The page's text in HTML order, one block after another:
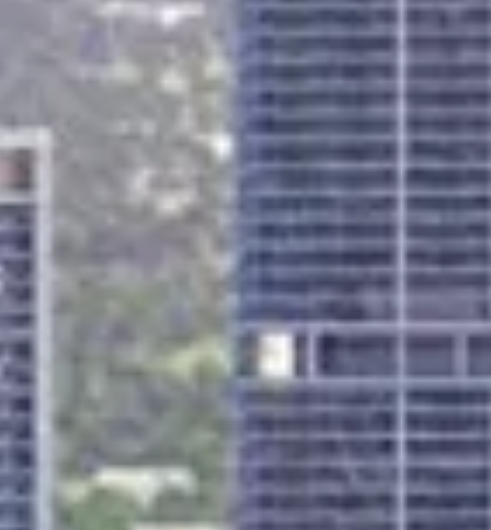
Acheter
Louer
Vendre
Hors Plan
Agents